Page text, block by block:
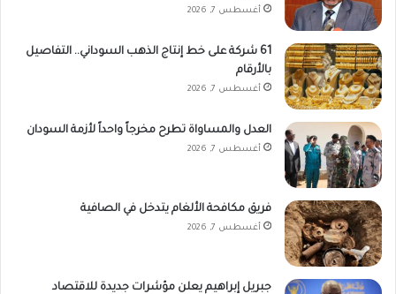
أغسطس 7, 2026
61 شركة على خط إنتاج الذهب السوداني.. التفاصيل
بالأرقام
أغسطس 7, 2026
العدل والمساواة تطرح مخرجاً واحداً لأزمة السودان
أغسطس 7, 2026
فريق مكافحة الألغام يتدخل في الصافية
أغسطس 7, 2026
جبريل إبراهيم يعلن مؤشرات جديدة للاقتصاد